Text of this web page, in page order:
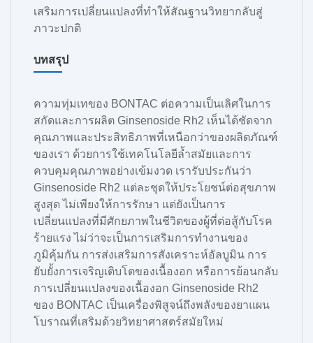
เสริมการเปลี่ยนแปลงที่ทำให้สัณฐานวิทยากลับสู่
ภาวะปกติ
บทสรุป
ความทุ่มเทของ BONTAC ต่อความเป็นเลิศในการ
สกัดและการผลิต Ginsenoside Rh2 เห็นได้ชัดจาก
คุณภาพและประสิทธิภาพที่เหนือกว่าของผลิตภัณฑ์
ของเรา ด้วยการใช้เทคโนโลยีล้ำสมัยและการ
ควบคุมคุณภาพอย่างเข้มงวด เรารับประกันว่า
Ginsenoside Rh2 แต่ละชุดให้ประโยชน์ต่อสุขภาพ
สูงสุด ไม่เพียงให้การรักษา แต่ยังเป็นการ
เปลี่ยนแปลงที่มีศักยภาพในชีวิตของผู้ที่ต่อสู้กับโรค
ร้ายแรง ไม่ว่าจะเป็นการเสริมการทำงานของ
ภูมิคุ้มกัน การส่งเสริมการสังเคราะห์อัลบูมิน การ
ยับยั้งการเจริญเติบโตของเนื้องอก หรือการย้อนกลับ
การเปลี่ยนแปลงของเนื้องอก Ginsenoside Rh2
ของ BONTAC เป็นเครื่องพิสูจน์ถึงพลังของยาแผน
โบราณที่เสริมด้วยวิทยาศาสตร์สมัยใหม่